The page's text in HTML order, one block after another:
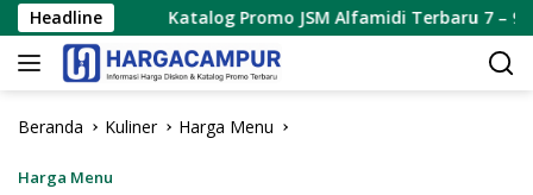
Langsung
ke
konten
HeadlineKatalog Promo JSM Alfamidi Terbaru 7 – 9 Agustus
Beranda Kuliner Harga Menu
Harga Menu